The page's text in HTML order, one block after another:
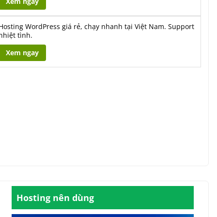
WordPress giá rẻ, chạy nhanh tại Việt Nam. Support
tình.
Xem ngay
Hosting nên dùng